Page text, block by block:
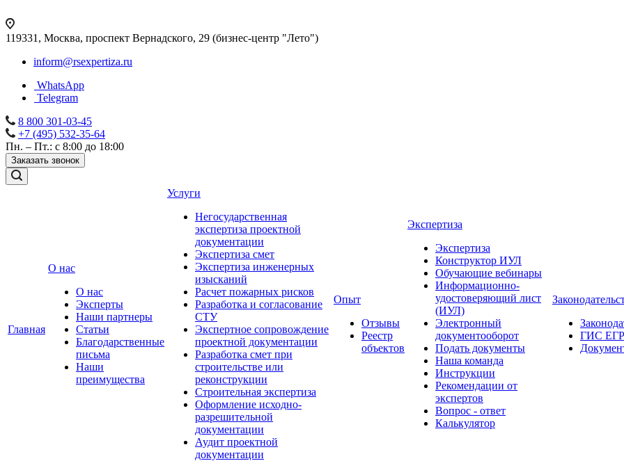
119331, Москва, проспект Вернадского, 29 (бизнес-центр "Лето")
inform@rsexpertiza.ru
WhatsApp
Telegram
8 800 301-03-45
+7 (495) 532-35-64
Пн. – Пт.: с 8:00 до 18:00
Заказать звонок
Главная
О нас
О нас
Эксперты
Наши партнеры
Статьи
Благодарственные
письма
Наши
преимущества
Услуги
Негосударственная
экспертиза проектной
документации
Экспертиза смет
Экспертиза инженерных
изысканий
Расчет пожарных рисков
Разработка и согласование
СТУ
Экспертное сопровождение
проектной документации
Разработка смет при
строительстве или
реконструкции
Строительная экспертиза
Оформление исходно-
разрешительной
документации
Аудит проектной
документации
Опыт
Отзывы
Реестр
объектов
Экспертиза
Экспертиза
Конструктор ИУЛ
Обучающие вебинары
Информационно-
удостоверяющий лист
(ИУЛ)
Электронный
документооборот
Подать документы
Наша команда
Инструкции
Рекомендации от
экспертов
Вопрос - ответ
Калькулятор
ГИС